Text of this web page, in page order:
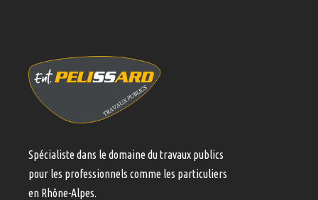
Spécialiste dans le domaine du travaux publics
pour les professionnels comme les particuliers
en Rhône-Alpes.